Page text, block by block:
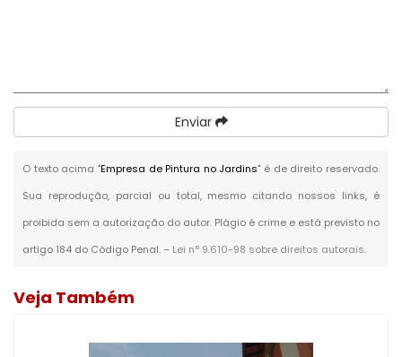
Enviar
O texto acima "Empresa de Pintura no Jardins" é de direito reservado.
Sua reprodução, parcial ou total, mesmo citando nossos links, é
proibida sem a autorização do autor. Plágio é crime e está previsto no
artigo 184 do Código Penal. – Lei n° 9.610-98 sobre direitos autorais.
Veja Também